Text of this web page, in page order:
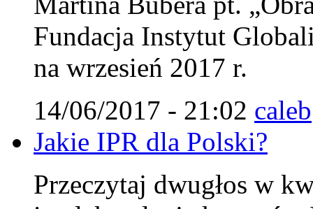
Fundacja Instytut
na wrzesień 2017 r.
14/06/2017 - 21:02 caleb
Jakie IPR dla Polski?
Przeczytaj dwugłos w